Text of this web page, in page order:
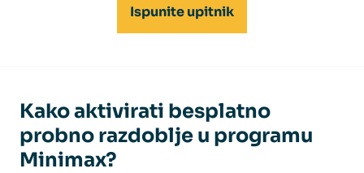
Ispunite upitnik
Kako aktivirati besplatno
probno razdoblje u programu
Minimax?